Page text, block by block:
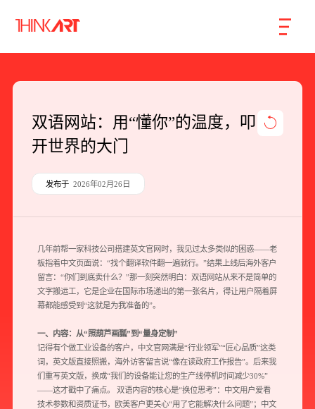
企业网站建设
数字产品研发
外贸独立站
双语网站：用“懂你”的温度，叩
开世界的大门
发布于 2026年02月26日
几年前帮一家科技公司搭建英文官网时，我见过太多类似的困惑——老
板指着中文页面说：“找个翻译软件翻一遍就行。”结果上线后海外客户
留言：“你们到底卖什么？”那一刻突然明白：双语网站从来不是简单的
文字搬运工，它是企业在国际市场递出的第一张名片，得让用户隔着屏
幕都能感受到“这就是为我准备的”。
一、内容：从“照葫芦画瓢”到“量身定制”
记得有个做工业设备的客户，中文官网满是“行业领军”“匠心品质”这类
词，英文版直接照搬，海外访客留言说“像在读政府工作报告”。后来我
们重写英文版，换成“我们的设备能让您的生产线停机时间减少30%”
——这才戳中了痛点。 双语内容的核心是“换位思考”：中文用户爱看
技术参数和资质证书，欧美客户更关心“用了它能解决什么问题”；中文